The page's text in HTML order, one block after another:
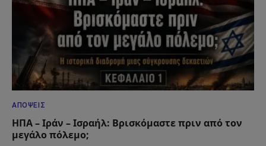
ΑΠΌΨΕΙΣ
ΗΠΑ – Ιράν – Ισραήλ: Βρισκόμαστε πριν από τον
μεγάλο πόλεμο;